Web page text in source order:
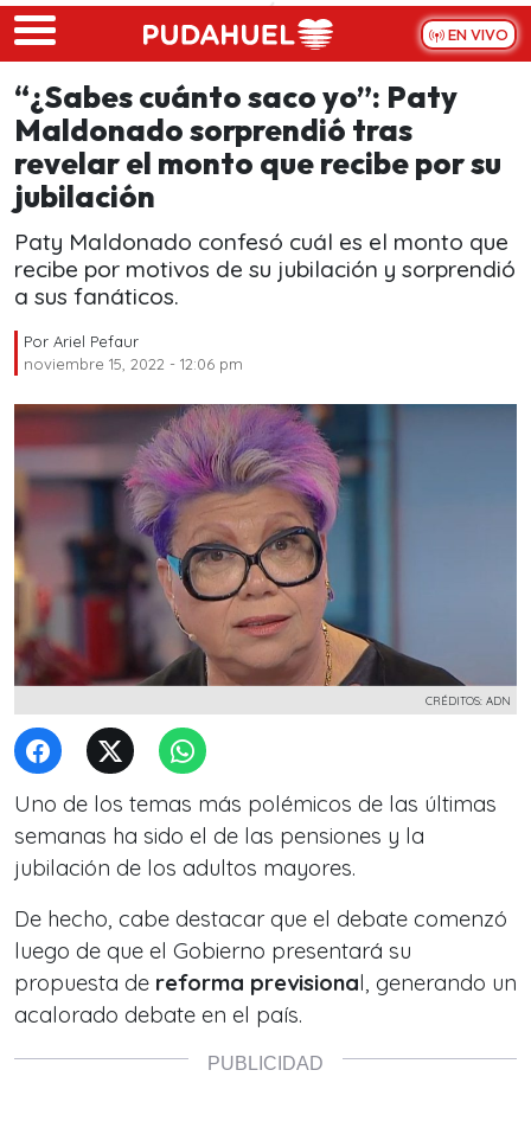
Skip to main content
EN VIVO
“¿Sabes cuánto saco yo”: Paty
Maldonado sorprendió tras
revelar el monto que recibe por su
jubilación
Paty Maldonado confesó cuál es el monto que
recibe por motivos de su jubilación y sorprendió
a sus fanáticos.
Por Ariel Pefaur
noviembre 15, 2022 - 12:06 pm
CRÉDITOS: ADN
Uno de los temas más polémicos de las últimas
semanas ha sido el de las pensiones y la
jubilación de los adultos mayores.
De hecho, cabe destacar que el debate comenzó
luego de que el Gobierno presentará su
propuesta de reforma previsional, generando un
acalorado debate en el país.